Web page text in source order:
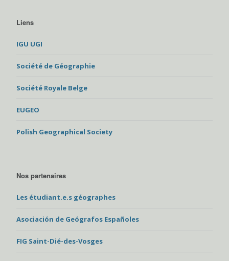
Liens
IGU UGI
Société de Géographie
Société Royale Belge
EUGEO
Polish Geographical Society
Nos partenaires
Les étudiant.e.s géographes
Asociación de Geógrafos Españoles
FIG Saint-Dié-des-Vosges